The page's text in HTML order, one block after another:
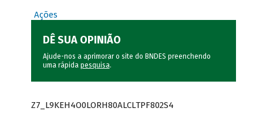
Ações
DÊ SUA OPINIÃO
Ajude-nos a aprimorar o site do BNDES preenchendo
uma rápida pesquisa.
Z7_L9KEH4O0LORH80ALCLTPF802S4